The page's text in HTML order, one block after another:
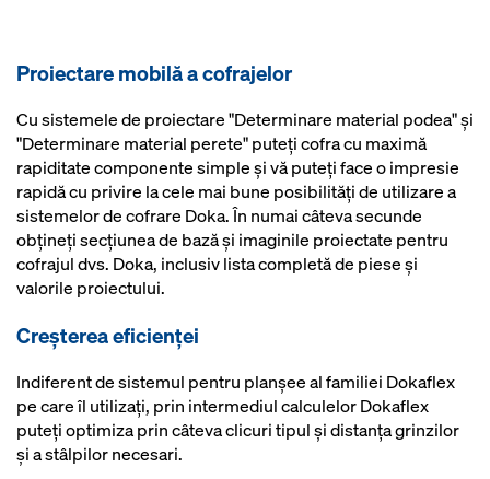
Proiectare mobilă a cofrajelor
Cu sistemele de proiectare "Determinare material podea" şi
"Determinare material perete" puteţi cofra cu maximă
rapiditate componente simple şi vă puteţi face o impresie
rapidă cu privire la cele mai bune posibilităţi de utilizare a
sistemelor de cofrare Doka. În numai câteva secunde
obţineţi secţiunea de bază şi imaginile proiectate pentru
cofrajul dvs. Doka, inclusiv lista completă de piese şi
valorile proiectului.
Creşterea eficienţei
Indiferent de sistemul pentru planşee al familiei Dokaflex
pe care îl utilizaţi, prin intermediul calculelor Dokaflex
puteţi optimiza prin câteva clicuri tipul şi distanţa grinzilor
şi a stâlpilor necesari.